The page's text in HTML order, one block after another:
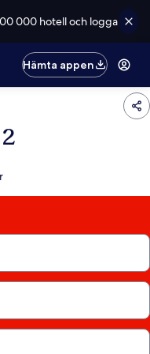
000 hotell och logga
Hämta appen